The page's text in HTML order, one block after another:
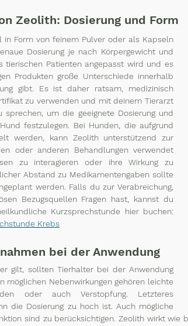
Zeolith: Dosierung und Form
in Form von feinem Pulver oder als Kapseln
Dosierung je nach Körpergewicht und
tierischen Patienten angepasst wird und es
Produkten große Unterschiede innerhalb
gibt. Es ist daher ratsam, medizinisch
zu verwenden und mit deinem Tierarzt
sprechen, um die geeignete Dosierung und
festzulegen.
Bei Hunden, die aufgrund
werden, kann Zeolith unterstützend zur
oder anderen Behandlungen verwendet
zu interagieren oder ihre Wirkung zu
Abstand zu Medikamentengaben sollte
werden. Falls du zur Verabreichung,
Bezugsquellen Fragen hast, kannst du
Krebs
bei der Anwendung
gilt, sollten Tierhalter bei der Anwendung
möglichen Nebenwirkungen gehören leichte
oder auch Verstopfung. Letzteres
die Dosierung zu hoch ist. Auch mögliche
sind zu berücksichtigen. Zeolith wirkt wie